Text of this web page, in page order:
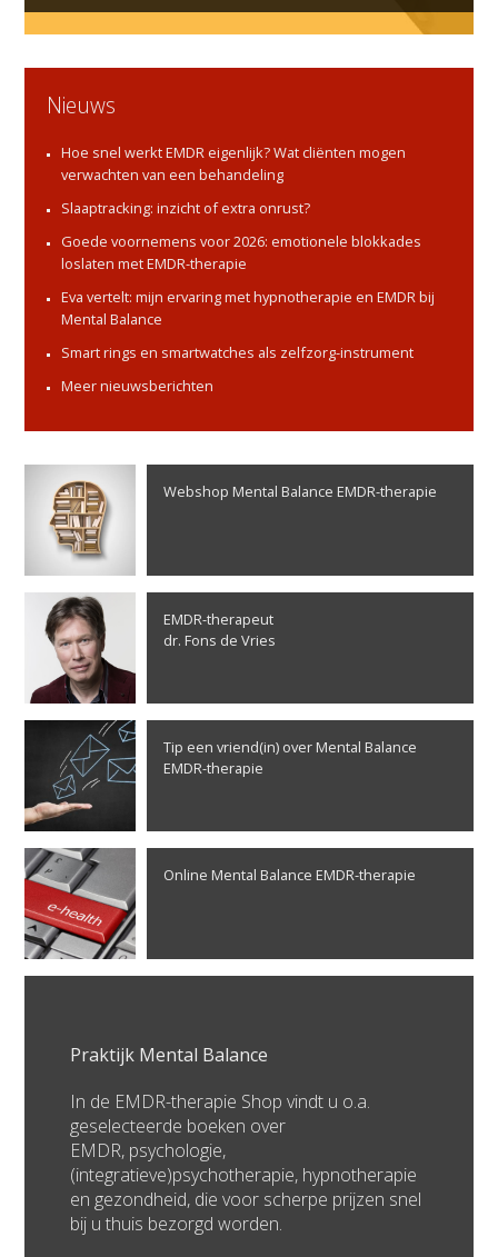
Nieuws
Hoe snel werkt EMDR eigenlijk? Wat cliënten mogen
verwachten van een behandeling
Slaaptracking: inzicht of extra onrust?
Goede voornemens voor 2026: emotionele blokkades
loslaten met EMDR-therapie
Eva vertelt: mijn ervaring met hypnotherapie en EMDR bij
Mental Balance
Smart rings en smartwatches als zelfzorg-instrument
Meer nieuwsberichten
Webshop Mental Balance EMDR-therapie
EMDR-therapeut
dr. Fons de Vries
Tip een vriend(in) over Mental Balance
EMDR-therapie
Online Mental Balance EMDR-therapie
Praktijk Mental Balance
In de EMDR-therapie Shop vindt u o.a.
geselecteerde boeken over
EMDR, psychologie,
(integratieve)psychotherapie, hypnotherapie
en gezondheid, die voor scherpe prijzen snel
bij u thuis bezorgd worden.